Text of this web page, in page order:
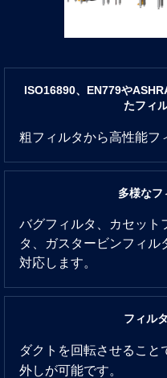
ISO16890、EN779や
たフィ
粗フィルタから高性能フ
多様なフ
バグフィルタ、カセット
タ、ガスタービンフィル
対応します。
フィル
ダクトを回転させること
外しが可能です。